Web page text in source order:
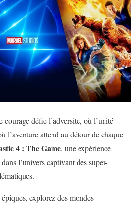
défie l’adversité, où l’unité
l’aventure attend au détour de chaque
4 : The Game, une expérience
l’univers captivant des super-
explorez des mondes